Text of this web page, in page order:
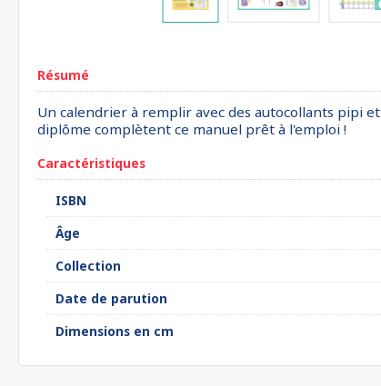
Résumé
Un calendrier à remplir avec des autocollants pipi
diplôme complètent ce manuel prêt à l'emploi !
Caractéristiques
ISBN
Âge
Collection
Date de parution
Dimensions en cm